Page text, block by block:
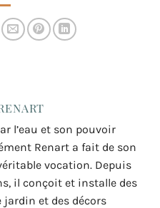
l’eau et son pouvoir
Renart a fait de son
vocation. Depuis
il conçoit et installe des
jardin et des décors